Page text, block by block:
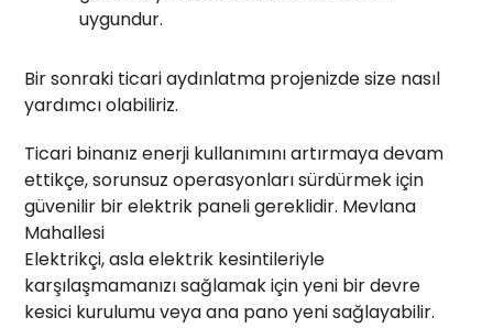
uygundur.
Bir sonraki ticari aydınlatma projenizde size nasıl
yardımcı olabiliriz.
Ticari binanız enerji kullanımını artırmaya devam
ettikçe, sorunsuz operasyonları sürdürmek için
güvenilir bir elektrik paneli gereklidir. Mevlana
Mahallesi
Elektrikçi, asla elektrik kesintileriyle
karşılaşmamanızı sağlamak için yeni bir devre
kesici kurulumu veya ana pano yeni sağlayabilir.